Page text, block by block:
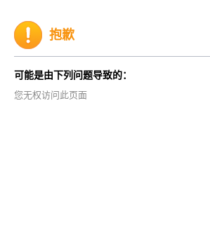
抱歉
可能是由下列问题导致的：
您无权访问此页面